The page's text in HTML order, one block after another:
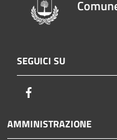
SEGUICI SU
AMMINISTRAZIONE